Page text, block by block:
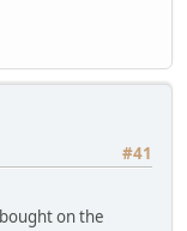
#41
on the